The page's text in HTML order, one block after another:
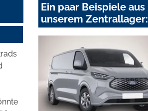
Ein paar Beispiele aus
unserem Zentrallager: